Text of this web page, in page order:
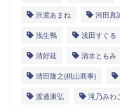
沢渡あまね 河田真
浅生鴨 浅田すぐる
清好延 清水ともみ
清田隆之(桃山商事)
渡邊康弘 滝乃みわ